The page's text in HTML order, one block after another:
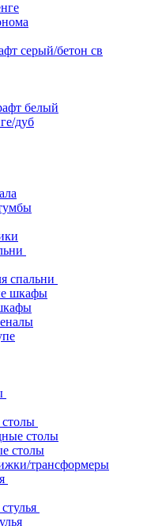
серый/бетон св
белый
дуб
спальни
шкафы
столы
столы
трансформеры